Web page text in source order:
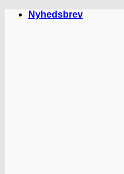
FortsætNyhedsbrev